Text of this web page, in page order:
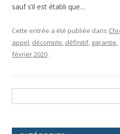
sauf s’il est établi que…
Cette entrée a été publiée dans
appel, décompte, définitif, garantie,
février 2020 .